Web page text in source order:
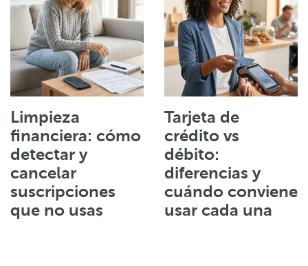
Limpieza
financiera: cómo
detectar y
cancelar
suscripciones
que no usas
Tarjeta de
crédito vs
débito:
diferencias y
cuándo conviene
usar cada una